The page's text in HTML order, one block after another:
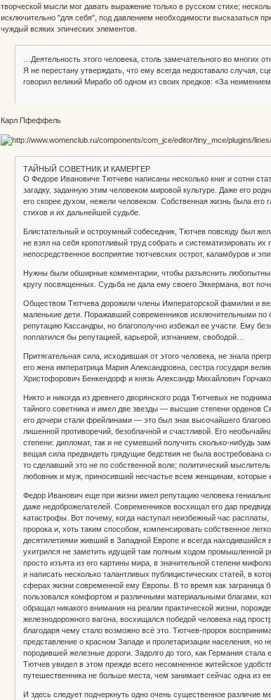
творческой мысли мог давать выражение только в русском стихе;
исключительно "для себя", под давлением необходимости высказаться
чуждый всяких эпических элементов.
…Деятельность этого человека, столь замечательного во
Я не перестану утверждать, что ему всегда недоставало случая,
говорил великий Мирабо об одном из своих предков: «За
Карл Пфеффель
ТАЙНЫЙ СОВЕТНИК И КАМЕРГЕР
О Федоре Ивановиче Тютчеве написаны несколько книг и сотни
загадку, заданную этим человеком мировой культуре. Даже его
его скорее духом, нежели человеком. Собственная жизнь была его
стихов и их дальнейшей судьбе.
Блистательный и остроумный собеседник, Тютчев повсюду был
не взял на себя кропотливый труд собрать и систематизировать
непосредственное восприятие тютчевских острот, каламбуров и
Нужны были обширные комментарии, чтобы разъяснить
кругу посвященных. Судьба не дала ему своего Эккермана, вот
Обществом Тютчева дорожили члены Императорской фамилии и
маленькие дети. Поражавший современников исключительными
репутацию Кассандры, но благополучно избежал ее участи. Ему
поплатился бы репутацией, карьерой, изгнанием, свободой…
Притягательная сила, исходившая от этого человека, не знала
его жена императрица Мария Александровна, сестра государя
Христофорович Бенкендорф и князь Александр Михайлович
Никто и никогда из древнего дворянского рода Тютчевых не
тайного советника и имел две звезды — высшие степени орденов
его дочери стали фрейлинами — это был знак высочайшего
лишенной противоречий, безоблачной и счастливой. Его
степени: дипломат, так и не сумевший получить сколько-нибудь
вещая сила предвидеть грядущие бедствия не была востребована
то сделавший это не по собственной воле; политический
любовник и муж, приносивший несчастье всем женщинам, которые
Федор Иванович еще при жизни имел репутацию человека
даже недоброжелателей. Современников восхищал его дар
катастрофы. Вот почему, когда наступал неизбежный час
пророка и, хоть таким способом, компенсировать собственное
десятилетиями живший в Западной Европе и всегда находившийся
ухитрился не заметить идущей там полным ходом промышленной
просто изъята из его картины мира, в значительной степени
и написать несколько талантливых публицистических статей, в
сферах жизни современной ему Европы. В то время как
пользовался комфортом и различными материальными благами,
обращал никакого внимания на реалии практической жизни,
железнодорожного вагона, восхищался победой человека над
благодаря чему стало возможно всё это. Тютчев-пророк
представление о красном Западе и пролетаризации населения,
породившей железные дороги. Задолго до того, как Германия
Тютчев увидел в этом прежде всего несомненное житейское
путешественника не больше места, чем занимает сейчас одна из ее
И здесь следует подчеркнуть одно очень существенное